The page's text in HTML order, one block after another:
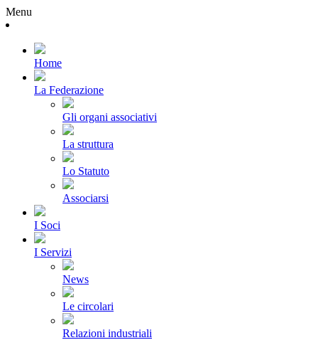
Menu
Home
La Federazione
Gli organi associativi
La struttura
Lo Statuto
Associarsi
I Soci
I Servizi
News
Le circolari
Relazioni industriali